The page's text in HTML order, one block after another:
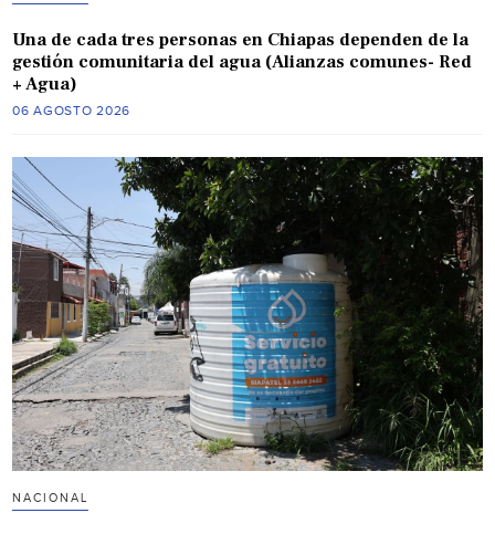
Una de cada tres personas en Chiapas dependen de la
gestión comunitaria del agua (Alianzas comunes- Red
+ Agua)
06 AGOSTO 2026
NACIONAL